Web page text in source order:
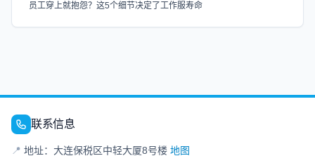
员工穿上就抱怨？这5个细节决定了工作服寿命
联系信息
📍 地址：大连保税区中轻大厦8号楼 地图